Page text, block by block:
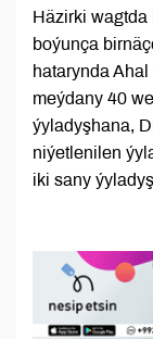
Häzirki wagtda
boýunça
hatarynda
meýdany 40
ýyladyşhana,
niýetlenilen
iki sany